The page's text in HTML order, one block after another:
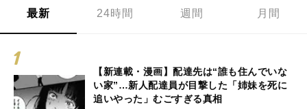
最新 24時間 週間 月間
【新連載・漫画】配達先は“誰も住んでいな
い家”…新人配達員が目撃した「姉妹を死に
追いやった」むごすぎる真相